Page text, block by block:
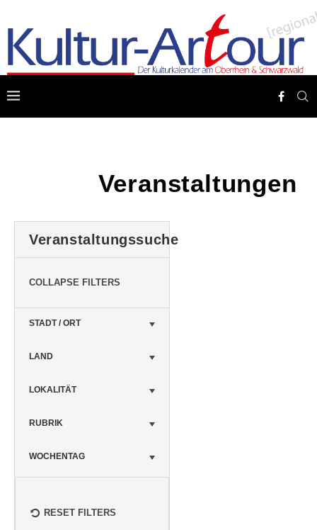
Veranstaltungen
Veranstaltungssuche
COLLAPSE FILTERS
STADT / ORT
LAND
LOKALITÄT
RUBRIK
WOCHENTAG
RESET FILTERS